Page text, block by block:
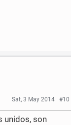
Sat, 3 May 2014 #10
unidos, son